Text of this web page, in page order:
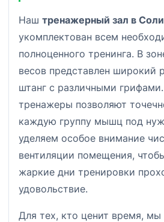
Наш тренажерный зал в
укомплектован всем
полноценного тренинга. В
весов представлен широкий
штанг с различными
тренажеры позволяют
каждую группу мышц под
уделяем особое внимание
вентиляции помещения,
жаркие дни тренировки
удовольствие.
Для тех, кто ценит время, мы